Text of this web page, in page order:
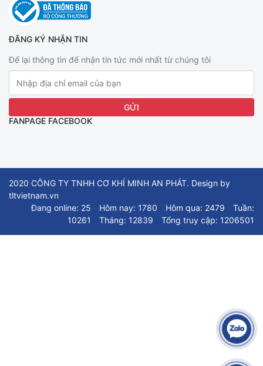
ĐĂNG KÝ NHẬN TIN
Để lại thông tin để nhận tin tức mới nhất từ chúng tôi
FANPAGE FACEBOOK
2020 CÔNG TY TNHH CƠ KHÍ MINH AN PHÁT. Design by
tltvietnam.vn
Đang online: 25
Hôm nay: 1780 Hôm qua: 2479
Tuần:
10261
Tháng: 12839 Tổng truy cập: 1206501